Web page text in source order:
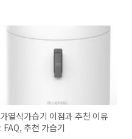
가열식가습기 이점과 추천 이유
: FAQ, 추천 가습기